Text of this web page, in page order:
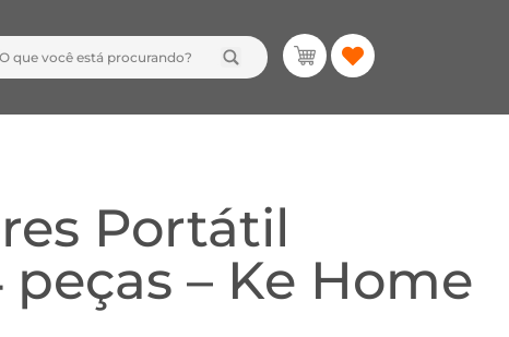
Portátil
– Ke Home